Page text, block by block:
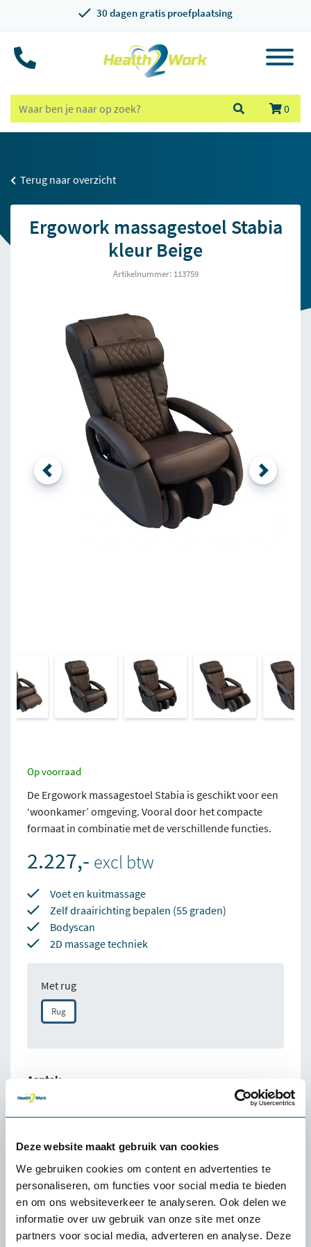
Deze website maakt gebruik van cookies
We gebruiken cookies om content en advertenties te
personaliseren, om functies voor social media te bieden
en om ons websiteverkeer te analyseren. Ook delen we
informatie over uw gebruik van onze site met onze
partners voor social media, adverteren en analyse. Deze
30 dagen gratis proefplaatsing
0
Terug naar overzicht
Ergowork massagestoel Stabia
kleur Beige
Artikelnummer: 113759
Op voorraad
De Ergowork massagestoel Stabia is geschikt voor een
‘woonkamer’ omgeving. Vooral door het compacte
formaat in combinatie met de verschillende functies.
2.227,- excl btw
Voet en kuitmassage
Zelf draairichting bepalen (55 graden)
Bodyscan
2D massage techniek
Met rug
Rug
Aantal:
Snelle levering uit voorraad
4.6